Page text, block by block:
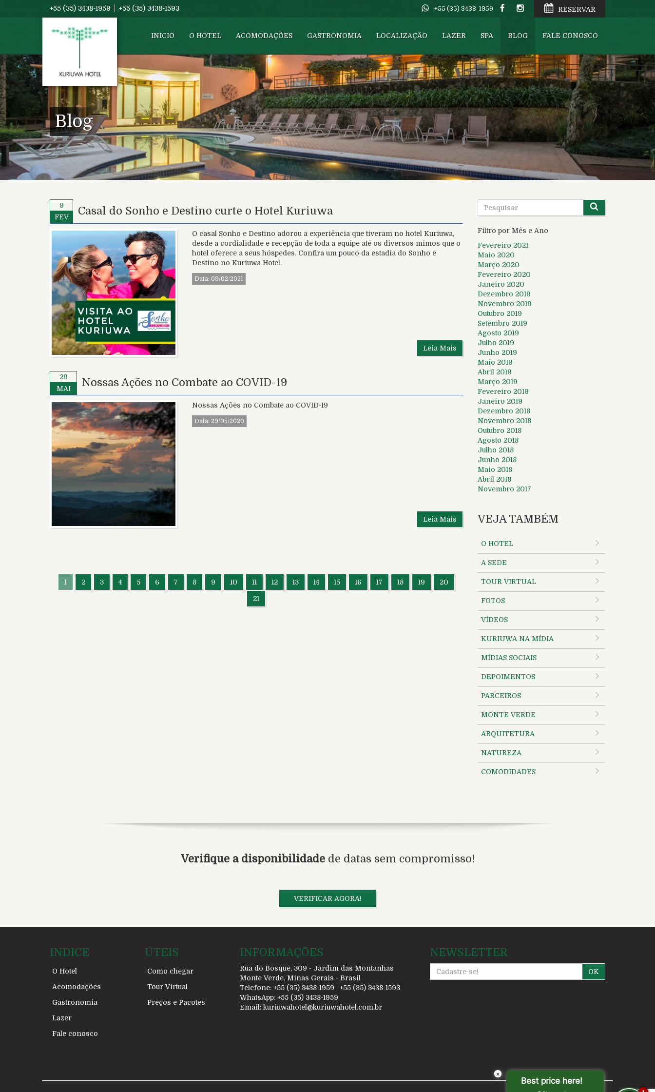
+55 (35) 3438-1959 +55 (35) 3438-1593 RESERVAR
+55 (35) 3438-1959
INICIO O HOTEL ACOMODAÇÕES GASTRONOMIA LOCALIZAÇÃO LAZER SPA BLOG FALE CONOSCO
Blog
9
FEV
Casal do Sonho e Destino curte o Hotel Kuriuwa
O casal Sonho e Destino adorou a experiência que tiveram no hotel Kuriuwa,
desde a cordialidade e recepção de toda a equipe até os diversos mimos que o
hotel oferece a seus hóspedes. Confira um pouco da estadia do Sonho e
Destino no Kuriuwa Hotel.
Data: 09/02/2021
Leia Mais
29
MAI
Nossas Ações no Combate ao COVID-19
Nossas Ações no Combate ao COVID-19
Data: 29/05/2020
Leia Mais
1 2 3 4 5 6 7 8 9 10 11 12 13 14 15 16 17 18 19 20
21
Filtro por Mês e Ano
Fevereiro 2021
Maio 2020
Março 2020
Fevereiro 2020
Janeiro 2020
Dezembro 2019
Novembro 2019
Outubro 2019
Setembro 2019
Agosto 2019
Julho 2019
Junho 2019
Maio 2019
Abril 2019
Março 2019
Fevereiro 2019
Janeiro 2019
Dezembro 2018
Novembro 2018
Outubro 2018
Agosto 2018
Julho 2018
Junho 2018
Maio 2018
Abril 2018
Novembro 2017
VEJA TAMBÉM
O HOTEL
A SEDE
TOUR VIRTUAL
FOTOS
VÍDEOS
KURIUWA NA MÍDIA
MÍDIAS SOCIAIS
DEPOIMENTOS
PARCEIROS
MONTE VERDE
ARQUITETURA
NATUREZA
COMODIDADES
Verifique a disponibilidadede datas sem compromisso!
VERIFICAR AGORA!
INDICE
O Hotel
Acomodações
Gastronomia
Lazer
Fale conosco
ÚTEIS
Como chegar
Tour Virtual
Preços e Pacotes
INFORMAÇÕES
Rua do Bosque, 309 - Jardim das Montanhas
Monte Verde, Minas Gerais - Brasil
Telefone: +55 (35) 3438-1959 | +55 (35) 3438-1593
WhatsApp: +55 (35) 3438-1959
Email: kuriuwahotel@kuriuwahotel.com.br
NEWSLETTER
OK
×
Best price here!